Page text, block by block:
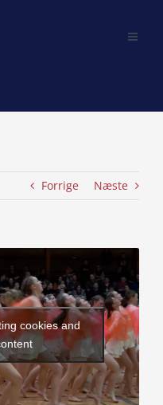
Forrige Næste
cookies and